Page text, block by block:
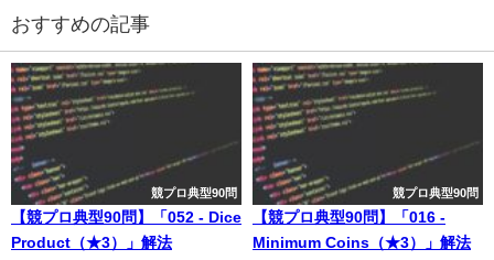
おすすめの記事
競プロ典型90問
【競プロ典型90問】「052 - Dice
Product（★3）」解法
競プロ典型90問
【競プロ典型90問】「016 -
Minimum Coins（★3）」解法